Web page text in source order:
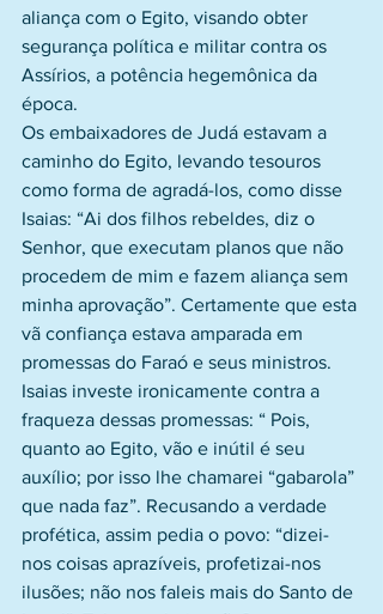
aliança com o Egito, visando obter
segurança política e militar contra os
Assírios, a potência hegemônica da
época.
Os embaixadores de Judá estavam a
caminho do Egito, levando tesouros
como forma de agradá-los, como disse
Isaias: “Ai dos filhos rebeldes, diz o
Senhor, que executam planos que não
procedem de mim e fazem aliança sem
minha aprovação”. Certamente que esta
vã confiança estava amparada em
promessas do Faraó e seus ministros.
Isaias investe ironicamente contra a
fraqueza dessas promessas: “ Pois,
quanto ao Egito, vão e inútil é seu
auxílio; por isso lhe chamarei “gabarola”
que nada faz”. Recusando a verdade
profética, assim pedia o povo: “dizei-
nos coisas aprazíveis, profetizai-nos
ilusões; não nos faleis mais do Santo de